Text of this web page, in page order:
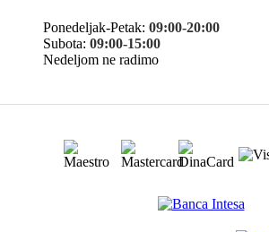
Ponedeljak-Petak: 09:00-20:00
Subota: 09:00-15:00
Nedeljom ne radimo